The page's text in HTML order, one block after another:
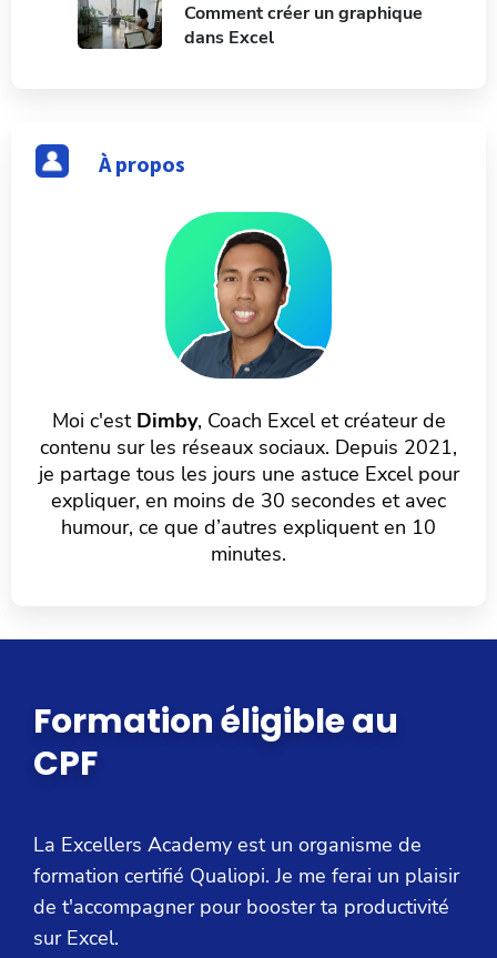
Comment créer un graphique
dans Excel
À propos
Moi c'est Dimby, Coach Excel et créateur de
contenu sur les réseaux sociaux. Depuis 2021,
je partage tous les jours une astuce Excel pour
expliquer, en moins de 30 secondes et avec
humour, ce que d’autres expliquent en 10
minutes.
Formation éligible au
CPF
La Excellers Academy est un organisme de
formation certifié Qualiopi. Je me ferai un plaisir
de t'accompagner pour booster ta productivité
sur Excel.